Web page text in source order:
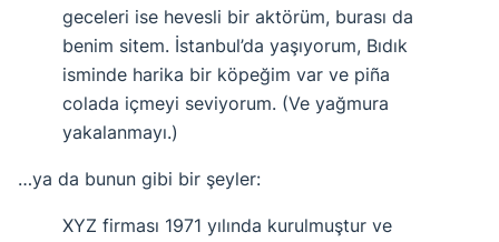
geceleri ise hevesli bir aktörüm, burası da
benim sitem. İstanbul’da yaşıyorum, Bıdık
isminde harika bir köpeğim var ve piña
colada içmeyi seviyorum. (Ve yağmura
yakalanmayı.)
…ya da bunun gibi bir şeyler:
XYZ firması 1971 yılında kurulmuştur ve